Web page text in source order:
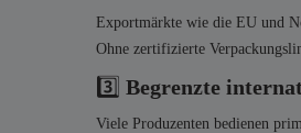
Exportmärkte wie die EU und
Ohne zertifizierte
3️⃣ Begrenzte
Viele Produzenten bedienen